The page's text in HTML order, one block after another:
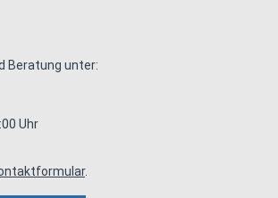
Beratung unter:
Uhr
.